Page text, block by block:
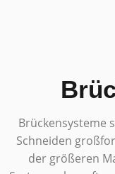
Brückensysteme
Schneiden
der größeren